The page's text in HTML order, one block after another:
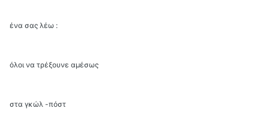
ένα σας λέω :
όλοι να τρέξουνε αμέσως
στα γκώλ -πόστ